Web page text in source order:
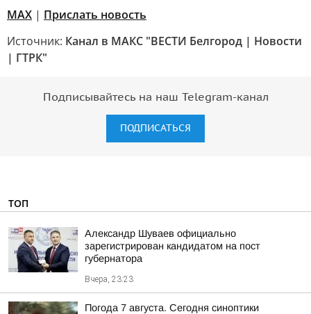
MAX | Прислать новость
Источник: Канал в МАКС "ВЕСТИ Белгород | Новости
| ГТРК"
Подписывайтесь на наш Telegram-канал
ПОДПИСАТЬСЯ
ТОП
Александр Шуваев официально
зарегистрирован кандидатом на пост
губернатора
Вчера, 23:23
Погода 7 августа. Сегодня синоптики